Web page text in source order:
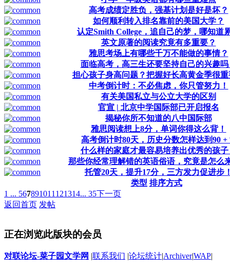
高考成绩定胜负，强基计划是好是坏？
如何顺利转入排名靠前的美国大学？
认定Smith College，追自己的梦，哪知道
英文原著的阅读究竟有多重要？
雅思考场上有哪些千万不能做的事情？
面临高考，高三生还要坚持自己的兴趣吗
担心孩子身高问题？把握好长高黄金季很重
中考倒计时：不必焦虑，你只管努力！
有关美国私立与公立大学的区别
官宣 | 北京中学国际部已开启报名
揭秘你所不知道的八中国际部
雅思阅读想上8分，单词你得这么背！
高考倒计时80天，历史分数怎样达到90 +
什么样的家庭才最容易培养出优秀的孩子
那些你经常理解错的英语俗语，究竟是怎么
托管20天，提升17分，三方发力促进步
类型 排序方式
1 ... 567891011 121314... 35下一页
返回首页 发帖
正在浏览此版块的会员
对联论坛-菜子园文学网 |联系我们 |论坛统计|Archiver|WAP|